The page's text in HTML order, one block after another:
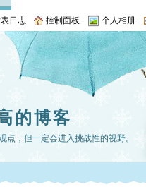
日志 控制面板 个人相册
的博客
点，但一定会进入挑战性的视野。